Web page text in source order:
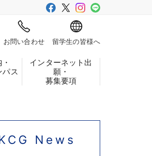
お問い合わせ 留学生の皆様へ
パス
インターネット出
願・
募集要項
News